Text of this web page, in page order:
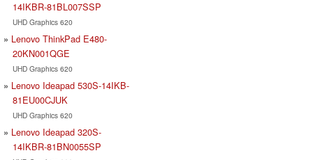
14IKBR-81BL007SSP
UHD Graphics 620
Lenovo ThinkPad E480-
20KN001QGE
UHD Graphics 620
Lenovo Ideapad 530S-14IKB-
81EU00CJUK
UHD Graphics 620
Lenovo Ideapad 320S-
14IKBR-81BN0055SP